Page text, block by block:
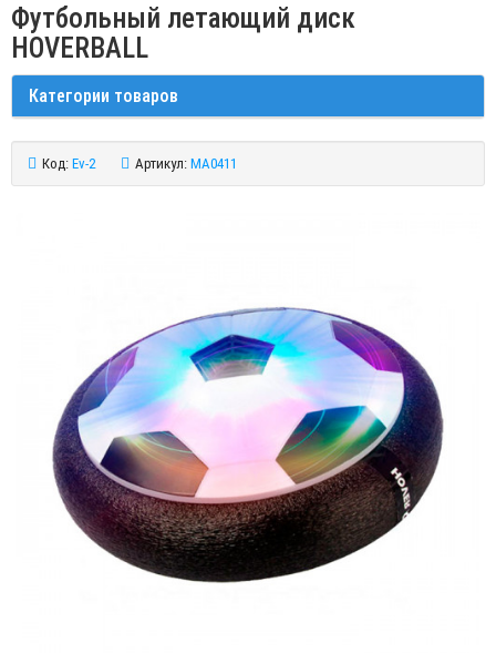
Футбольный летающий диск
HOVERBALL
Категории товаров
Код: Ev-2 Артикул: MA0411